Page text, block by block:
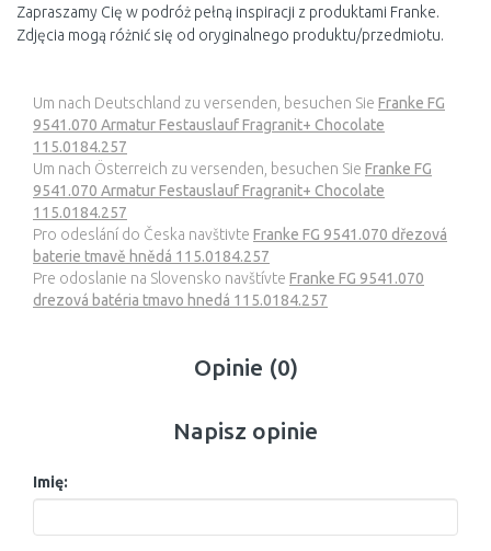
Zapraszamy Cię w podróż pełną inspiracji z produktami Franke.
Zdjęcia mogą różnić się od oryginalnego produktu/przedmiotu.
Um nach Deutschland zu versenden, besuchen Sie Franke FG
9541.070 Armatur Festauslauf Fragranit+ Chocolate
115.0184.257
Um nach Österreich zu versenden, besuchen Sie Franke FG
9541.070 Armatur Festauslauf Fragranit+ Chocolate
115.0184.257
Pro odeslání do Česka navštivte Franke FG 9541.070 dřezová
baterie tmavě hnědá 115.0184.257
Pre odoslanie na Slovensko navštívte Franke FG 9541.070
drezová batéria tmavo hnedá 115.0184.257
Opinie (0)
Napisz opinie
Imię: